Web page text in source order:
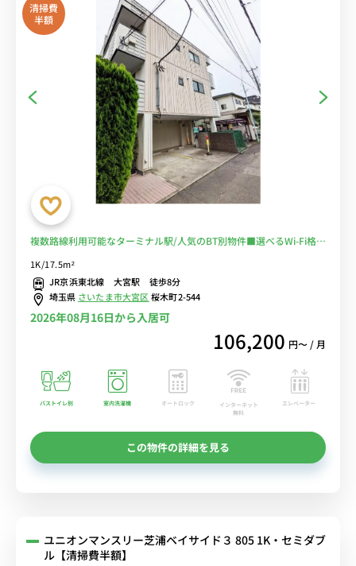
清掃費
半額
複数路線利用可能なターミナル駅/人気のBT別物件■選べるWi-Fi格安
1K/17.5m²
JR京浜東北線 大宮駅 徒歩8分
埼玉県 さいたま市大宮区桜木町2-544
2026年08月16日から入居可
106,200 円〜 / 月
バストイレ別 室内洗濯機 オートロック
インターネット
無料
エレベーター
この物件の詳細を見る
ユニオンマンスリー芝浦ベイサイド３ 805 1K・セミダブ
ル【清掃費半額】